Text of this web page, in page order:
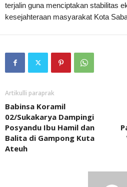
terjalin guna menciptakan stabilitas
kesejahteraan masyarakat Kota
Artikulli paraprak
Babinsa Koramil
02/Sukakarya Dampingi
Posyandu Ibu Hamil dan
Balita di Gampong Kuta
Ateuh